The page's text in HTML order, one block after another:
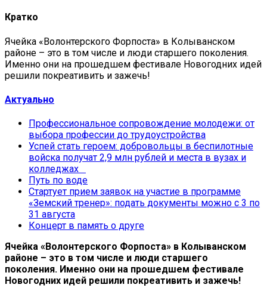
Кратко
Ячейка «Волонтерского Форпоста» в Колыванском
районе – это в том числе и люди старшего поколения.
Именно они на прошедшем фестивале Новогодних идей
решили покреативить и зажечь!
Актуально
Профессиональное сопровождение молодежи: от
выбора профессии до трудоустройства
Успей стать героем: добровольцы в беспилотные
войска получат 2,9 млн рублей и места в вузах и
колледжах
Путь по воде
Стартует прием заявок на участие в программе
«Земский тренер»: подать документы можно с 3 по
31 августа
Концерт в память о друге
Ячейка «Волонтерского Форпоста» в Колыванском
районе – это в том числе и люди старшего
поколения. Именно они на прошедшем фестивале
Новогодних идей решили покреативить и зажечь!